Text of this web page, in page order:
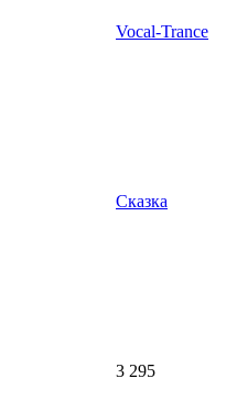
Vocal-Trance
Сказка
3 295